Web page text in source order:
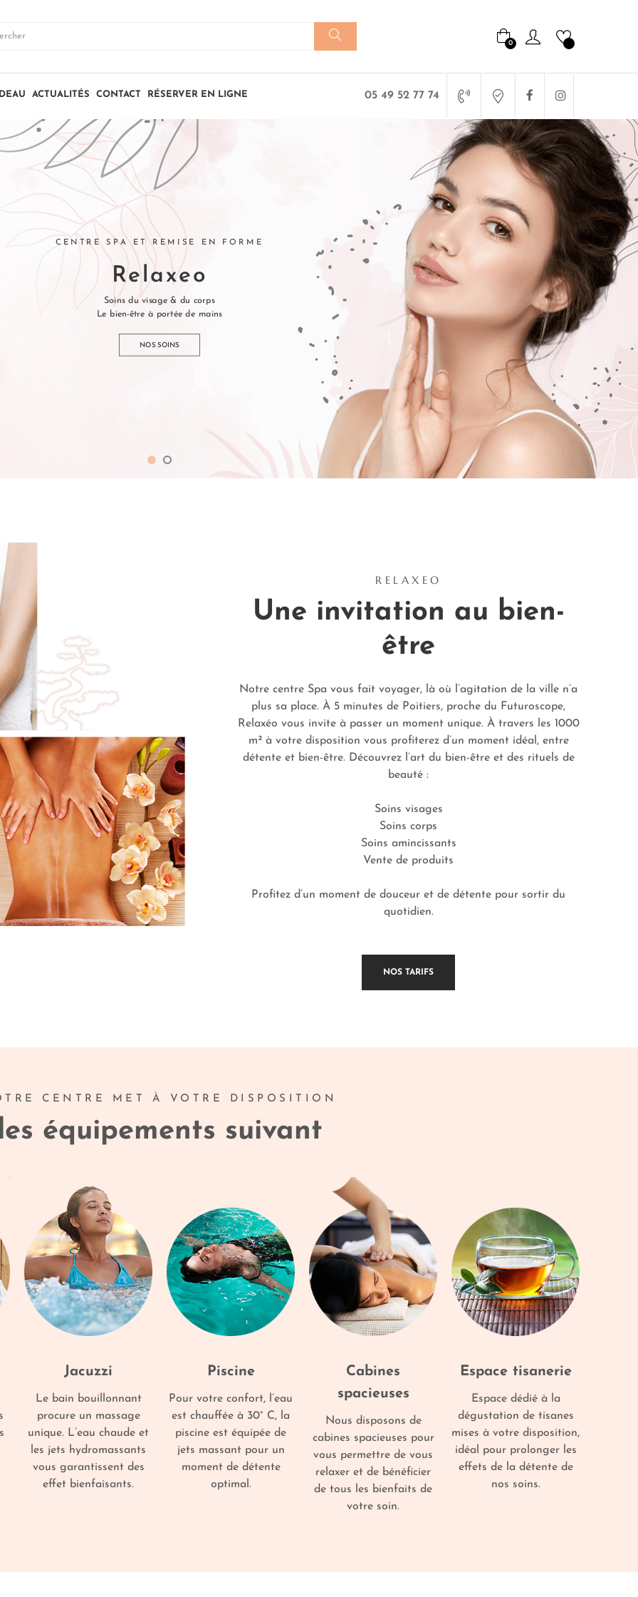
0
ACTUALITÉS CONTACT RÉSERVER EN LIGNE 05 49 52 77 74
CENTRE SPA ET REMISE EN FORME
Relaxeo
Soins du visage & du corps
Le bien-être à portée de mains
NOS SOINS
RELAXEO
Une invitation au bien-
être
Notre centre Spa vous fait voyager, là où l’agitation de la ville n’a
plus sa place. À 5 minutes de Poitiers, proche du Futuroscope,
Relaxéo vous invite à passer un moment unique. À travers les 1000
m² à votre disposition vous profiterez d’un moment idéal, entre
détente et bien-être. Découvrez l’art du bien-être et des rituels de
beauté :
Soins visages
Soins corps
Soins amincissants
Vente de produits
Profitez d’un moment de douceur et de détente pour sortir du
quotidien.
NOS TARIFS
CENTRE MET À VOTRE DISPOSITION
équipements suivant
Jacuzzi
Le bain bouillonnant
procure un massage
unique. L’eau chaude et
les jets hydromassants
vous garantissent des
effet bienfaisants.
Piscine
Pour votre confort, l’eau
est chauffée à 30° C, la
piscine est équipée de
jets massant pour un
moment de détente
optimal.
Cabines
spacieuses
Nous disposons de
cabines spacieuses pour
vous permettre de vous
relaxer et de bénéficier
de tous les bienfaits de
votre soin.
Espace tisanerie
Espace dédié à la
dégustation de tisanes
mises à votre disposition,
idéal pour prolonger les
effets de la détente de
nos soins.